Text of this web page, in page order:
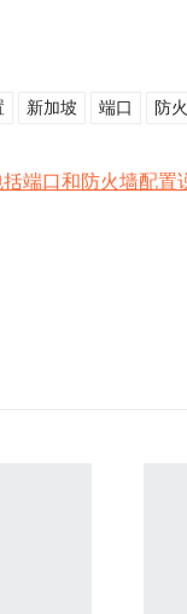
新加坡 端口 防
端口和防火墙配置